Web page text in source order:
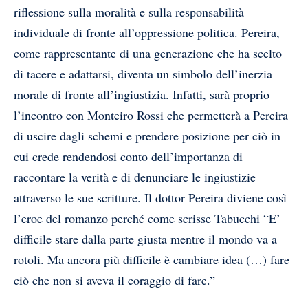
riflessione sulla moralità e sulla responsabilità
individuale di fronte all’oppressione politica. Pereira,
come rappresentante di una generazione che ha scelto
di tacere e adattarsi, diventa un simbolo dell’inerzia
morale di fronte all’ingiustizia. Infatti, sarà proprio
l’incontro con Monteiro Rossi che permetterà a Pereira
di uscire dagli schemi e prendere posizione per ciò in
cui crede rendendosi conto dell’importanza di
raccontare la verità e di denunciare le ingiustizie
attraverso le sue scritture. Il dottor Pereira diviene così
l’eroe del romanzo perché come scrisse Tabucchi “E’
difficile stare dalla parte giusta mentre il mondo va a
rotoli. Ma ancora più difficile è cambiare idea (…) fare
ciò che non si aveva il coraggio di fare.”